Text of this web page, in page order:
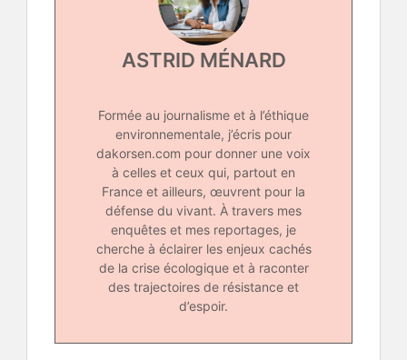
ASTRID MÉNARD
Formée au journalisme et à l’éthique
environnementale, j’écris pour
dakorsen.com pour donner une voix
à celles et ceux qui, partout en
France et ailleurs, œuvrent pour la
défense du vivant. À travers mes
enquêtes et mes reportages, je
cherche à éclairer les enjeux cachés
de la crise écologique et à raconter
des trajectoires de résistance et
d’espoir.